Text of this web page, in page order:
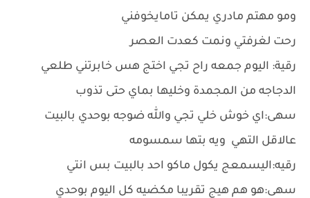
ومو مهتم مادري يمكن تامايخوفني
رحت لغرفتي ونمت كعدت العصر
رقية: اليوم جمعه راح تجي اختج هس خابرتني طلعي
الدجاجه من المجمدة وخليها بماي حتى تذوب
سهى:اي خوش خلي تجي والله ضوجه بوحدي بالبيت
عالاقل التهي ويه بتها سمسومه
رقيه:اليسمعج يكول ماكو احد بالبيت بس انتي
سهى:هو هم هيج تقريبا مكضيه كل اليوم بوحدي